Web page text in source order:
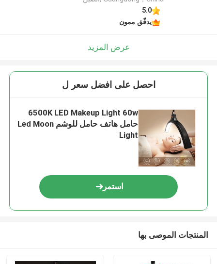
5.0
يدقّق ممون
عرض المزيد
احصل على افضل سعر ل
6500K LED Makeup Light 60w
حامل هاتف حامل للوشم Led Moon
Light
استمر
المنتجات الموصى بها